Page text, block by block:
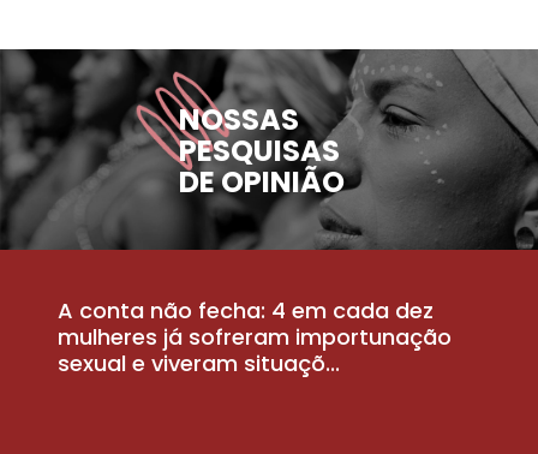
NOSSAS
PESQUISAS
DE OPINIÃO
A conta não fecha: 4 em cada dez
mulheres já sofreram importunação
sexual e viveram situaçõ...